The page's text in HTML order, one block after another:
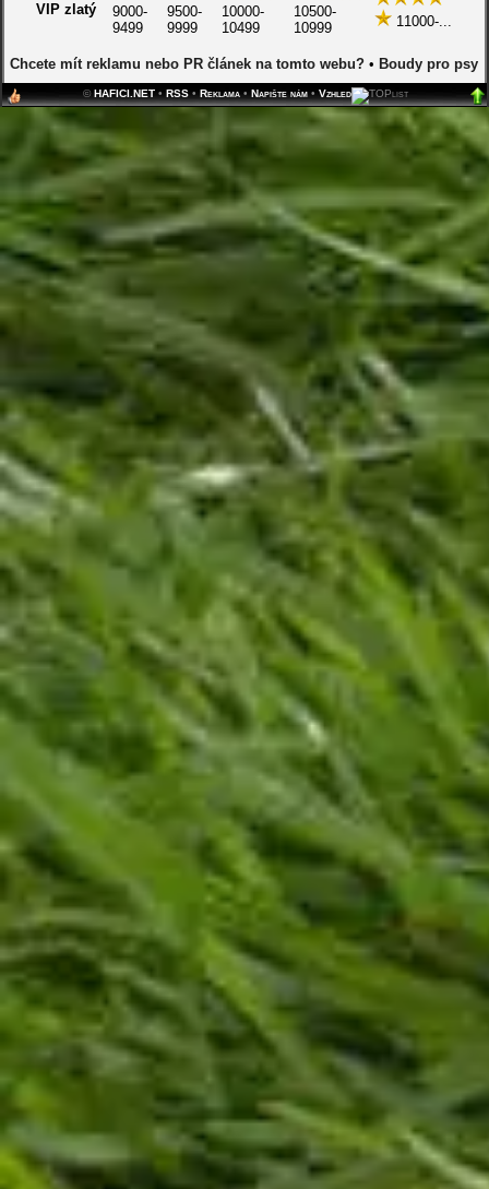
VIP zlatý
9000-
9499
9500-
9999
10000-
10499
10500-
10999
11000-...
Chcete mít reklamu nebo PR článek na tomto webu? • Boudy pro psy
©HAFICI.NET •RSS •Reklama •Napište nám •Vzhled